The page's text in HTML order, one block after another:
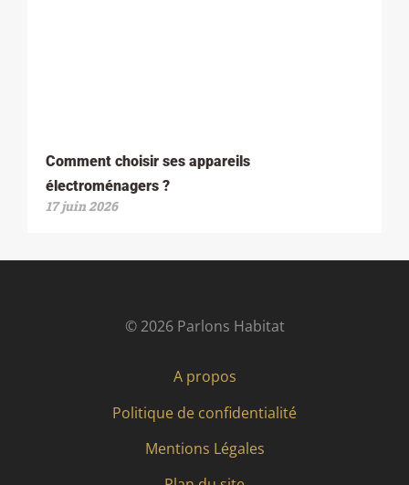
Comment choisir ses appareils
électroménagers ?
17 juin 2026
© 2026 Parlons Habitat
A propos
Politique de confidentialité
Mentions Légales